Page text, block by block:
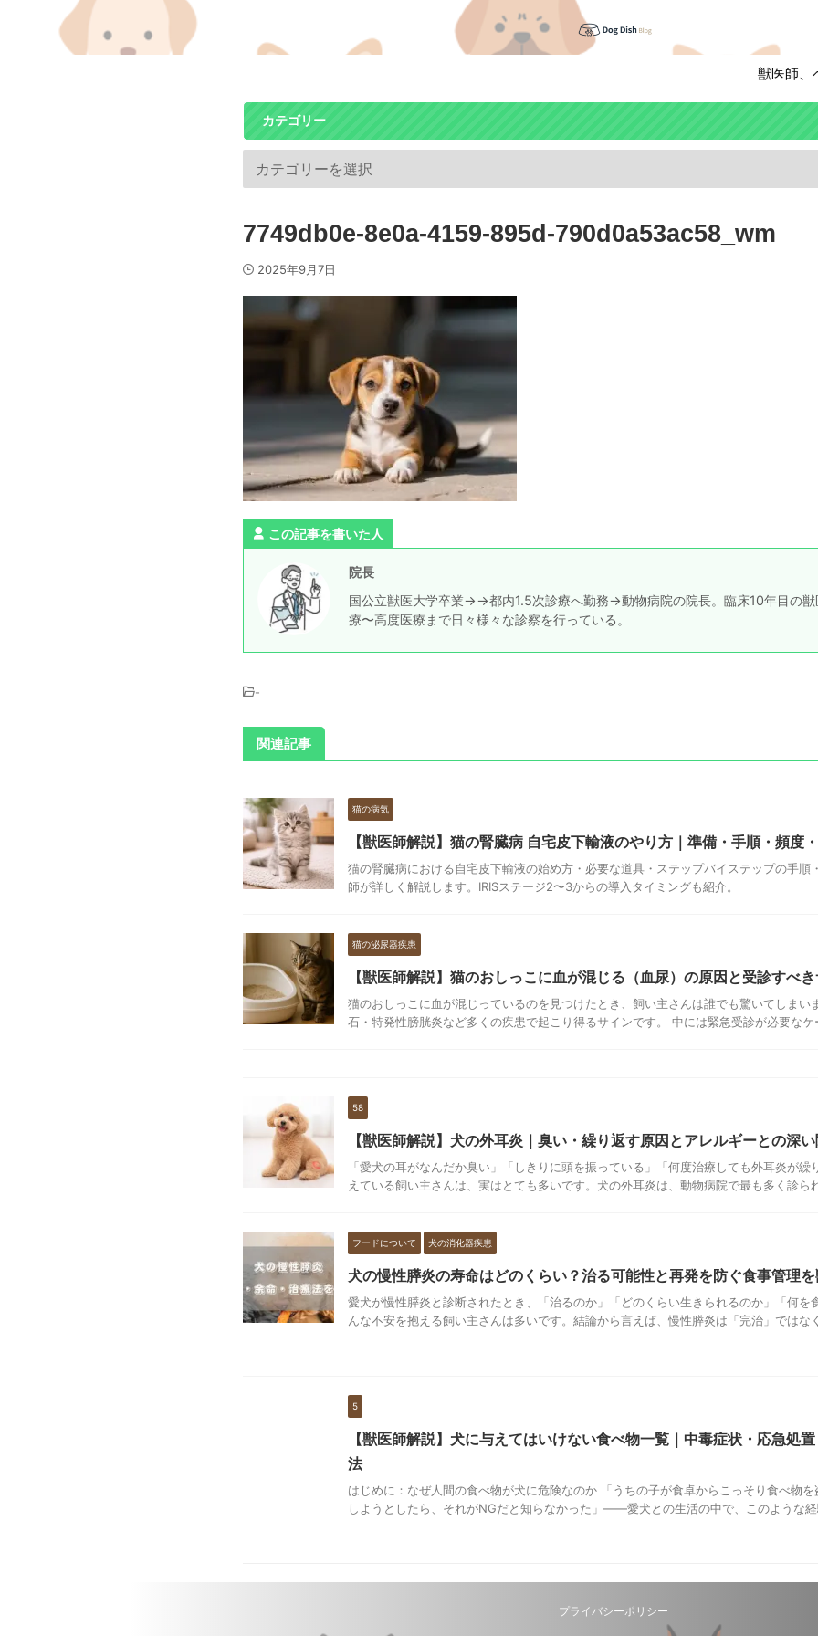
獣医師、ペ
カテゴリー
7749db0e-8e0a-4159-895d-790d0a53ac58_wm
2025年9月7日
この記事を書いた人
院長
国公立獣医大学卒業→→都内1.5次診療へ勤務→動物病院の院長。臨床10年目の獣
療〜高度医療まで日々様々な診察を行っている。
-
関連記事
猫の病気
【獣医師解説】猫の腎臓病 自宅皮下輸液のやり方｜準備・手順・頻度
猫の腎臓病における自宅皮下輸液の始め方・必要な道具・ステップバイステップの手順
師が詳しく解説します。IRISステージ2〜3からの導入タイミングも紹介。
猫の泌尿器疾患
【獣医師解説】猫のおしっこに血が混じる（血尿）の原因と受診すべ
猫のおしっこに血が混じっているのを見つけたとき、飼い主さんは誰でも驚いてしまい
石・特発性膀胱炎など多くの疾患で起こり得るサインです。 中には緊急受診が必要な
58
【獣医師解説】犬の外耳炎｜臭い・繰り返す原因とアレルギーとの深
「愛犬の耳がなんだか臭い」「しきりに頭を振っている」「何度治療しても外耳炎が
えている飼い主さんは、実はとても多いです。犬の外耳炎は、動物病院で最も多く診ら
フードについて 犬の消化器疾患
犬の慢性膵炎の寿命はどのくらい？治る可能性と再発を防ぐ食事管理
愛犬が慢性膵炎と診断されたとき、「治るのか」「どのくらい生きられるのか」「何
んな不安を抱える飼い主さんは多いです。結論から言えば、慢性膵炎は「完治」ではな
5
【獣医師解説】犬に与えてはいけない食べ物一覧｜中毒症状・応急処
法
はじめに：なぜ人間の食べ物が犬に危険なのか 「うちの子が食卓からこっそり食べ物
しようとしたら、それがNGだと知らなかった」——愛犬との生活の中で、このような
プライバシーポリシー